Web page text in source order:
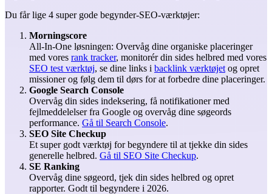
Du får lige 4 super gode begynder-SEO-værktøjer:
Morningscore
All-In-One løsningen: Overvåg dine organiske placeringer
med vores rank tracker, monitorér din sides helbred med vores
SEO test værktøj, se dine links i backlink værktøjet og opret
missioner og følg dem til dørs for at forbedre dine placeringer.
Google Search Console
Overvåg din sides indeksering, få notifikationer med
fejlmeddelelser fra Google og overvåg dine søgeords
performance. Gå til Search Console.
SEO Site Checkup
Et super godt værktøj for begyndere til at tjekke din sides
generelle helbred. Gå til SEO Site Checkup.
SE Ranking
Overvåg dine søgeord, tjek din sides helbred og opret
rapporter. Godt til begyndere i 2026.